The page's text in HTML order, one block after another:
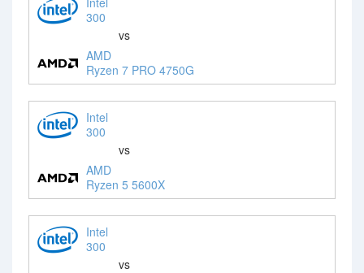
300
vs
AMD
Ryzen 7 PRO 4750G
Intel
300
vs
AMD
Ryzen 5 5600X
Intel
300
vs